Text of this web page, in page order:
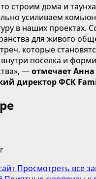
строим дома и
усиливаем
в наших проектах.
для живого
которые
поселка и
—отмечает
директор ФСК
Просмотреть все